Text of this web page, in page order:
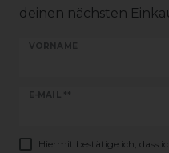
deinen nächsten
VORNAME
E-MAIL **
Newsletter
Hiermit bestätige ich, dass